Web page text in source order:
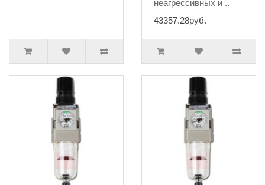
неагрессивных и ..
43357.28руб.